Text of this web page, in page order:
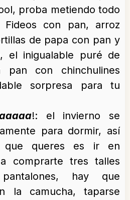
proba metiendo todo
con pan, arroz
de papa con pan y
el inigualable puré de
pan con chinchulines
sorpresa para tu
!: el invierno se
para dormir, así
queres es ir en
comprarte tres talles
hay que
la camucha, taparse